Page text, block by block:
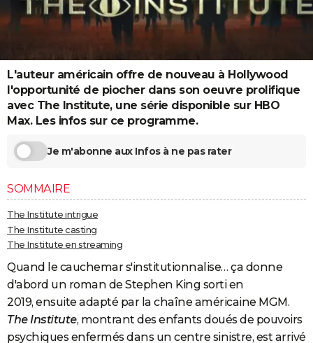
Destinations
City break
Voyage nature
Voyage de noces
Forum
ClimatPHOTO
BONS PLANS
CARTE DE VOEUX
Carte de Noël
Carte Bonne année
Carte Saint-Valentin
Carte Pâques
Carte d'anniversaire
Dictionnaire
Biographies
Citations
Expressions
Proverbes
PROGRAMME TV
COPAINS D'AVANT
S'inscrire
Se connecter
Lycées
Collèges
Primaires
Universités
Entreprises
Service militaire
Avis de recherche
AVIS DE DÉCÈS
FORUM
Bricolage
Lifestyle
Culture
Sport
Auto
Television
Voyage
Cinema
L'auteur américain offre de nouveau à Hollywood
l'opportunité de piocher dans son oeuvre prolifique
avec The Institute, une série disponible sur HBO
Max. Les infos sur ce programme.
Je m'abonne aux Infos à ne pas rater
SOMMAIRE
The Institute intrigue
The Institute casting
The Institute en streaming
Quand le cauchemar s'institutionnalise… ça donne
d'abord un roman de Stephen King sorti en
2019, ensuite adapté par la chaîne américaine MGM.
The Institute, montrant des enfants doués de pouvoirs
psychiques enfermés dans un centre sinistre, est arrivé